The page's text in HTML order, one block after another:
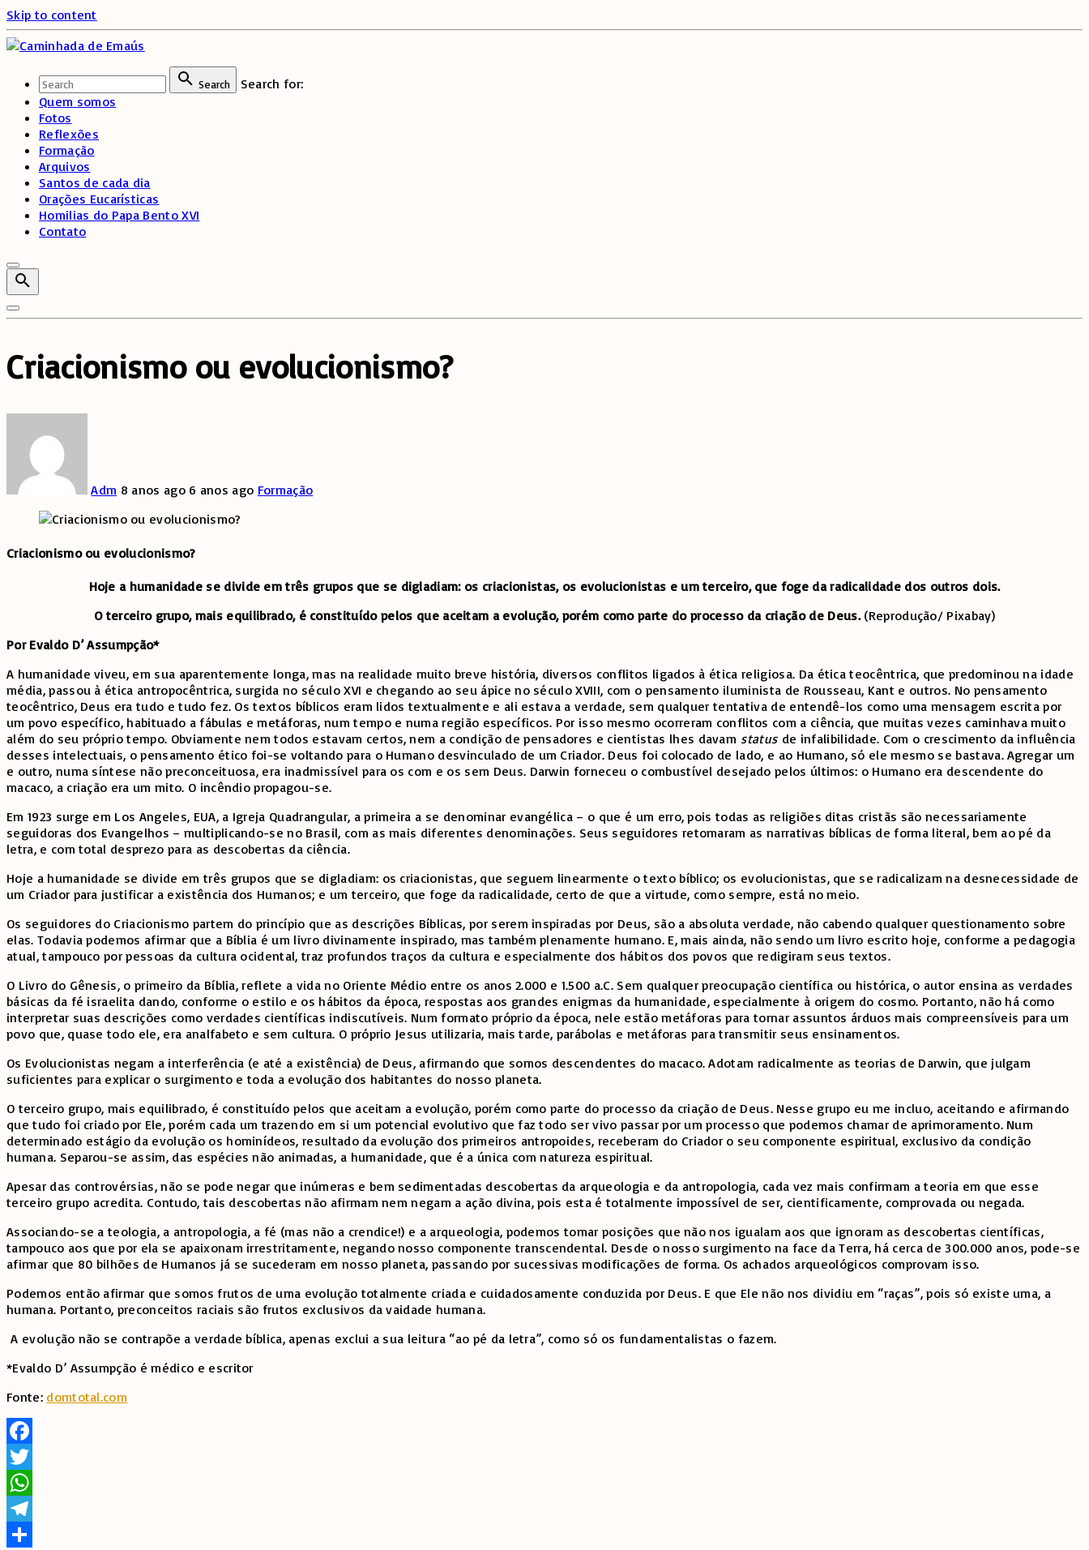
Skip to content
Search
Search for:
Quem somos
Fotos
Reflexões
Formação
Arquivos
Santos de cada dia
Orações Eucarísticas
Homilias do Papa Bento XVI
Contato
Criacionismo ou evolucionismo?
Adm 8 anos ago 6 anos ago Formação
Criacionismo ou evolucionismo?
Hoje a humanidade se divide em três grupos que se digladiam: os criacionistas, os evolucionistas e um terceiro, que foge da radicalidade dos outros dois.
O terceiro grupo, mais equilibrado, é constituído pelos que aceitam a evolução, porém como parte do processo da criação de Deus. (Reprodução/ Pixabay)
Por Evaldo D’ Assumpção*
A humanidade viveu, em sua aparentemente longa, mas na realidade muito breve história, diversos conflitos ligados à ética religiosa. Da ética teocêntrica, que predominou na idade
média, passou à ética antropocêntrica, surgida no século XVI e chegando ao seu ápice no século XVIII, com o pensamento iluminista de Rousseau, Kant e outros. No pensamento
teocêntrico, Deus era tudo e tudo fez. Os textos bíblicos eram lidos textualmente e ali estava a verdade, sem qualquer tentativa de entendê-los como uma mensagem escrita por
um povo específico, habituado a fábulas e metáforas, num tempo e numa região específicos. Por isso mesmo ocorreram conflitos com a ciência, que muitas vezes caminhava muito
além do seu próprio tempo. Obviamente nem todos estavam certos, nem a condição de pensadores e cientistas lhes davam statusde infalibilidade. Com o crescimento da influência
desses intelectuais, o pensamento ético foi-se voltando para o Humano desvinculado de um Criador. Deus foi colocado de lado, e ao Humano, só ele mesmo se bastava. Agregar um
e outro, numa síntese não preconceituosa, era inadmissível para os com e os sem Deus. Darwin forneceu o combustível desejado pelos últimos: o Humano era descendente do
macaco, a criação era um mito. O incêndio propagou-se.
Em 1923 surge em Los Angeles, EUA, a Igreja Quadrangular, a primeira a se denominar evangélica – o que é um erro, pois todas as religiões ditas cristãs são necessariamente
seguidoras dos Evangelhos – multiplicando-se no Brasil, com as mais diferentes denominações. Seus seguidores retomaram as narrativas bíblicas de forma literal, bem ao pé da
letra, e com total desprezo para as descobertas da ciência.
Hoje a humanidade se divide em três grupos que se digladiam: os criacionistas, que seguem linearmente o texto bíblico; os evolucionistas, que se radicalizam na desnecessidade de
um Criador para justificar a existência dos Humanos; e um terceiro, que foge da radicalidade, certo de que a virtude, como sempre, está no meio.
Os seguidores do Criacionismo partem do princípio que as descrições Bíblicas, por serem inspiradas por Deus, são a absoluta verdade, não cabendo qualquer questionamento sobre
elas. Todavia podemos afirmar que a Bíblia é um livro divinamente inspirado, mas também plenamente humano. E, mais ainda, não sendo um livro escrito hoje, conforme a pedagogia
atual, tampouco por pessoas da cultura ocidental, traz profundos traços da cultura e especialmente dos hábitos dos povos que redigiram seus textos.
O Livro do Gênesis, o primeiro da Bíblia, reflete a vida no Oriente Médio entre os anos 2.000 e 1.500 a.C. Sem qualquer preocupação científica ou histórica, o autor ensina as verdades
básicas da fé israelita dando, conforme o estilo e os hábitos da época, respostas aos grandes enigmas da humanidade, especialmente à origem do cosmo. Portanto, não há como
interpretar suas descrições como verdades científicas indiscutíveis. Num formato próprio da época, nele estão metáforas para tornar assuntos árduos mais compreensíveis para um
povo que, quase todo ele, era analfabeto e sem cultura. O próprio Jesus utilizaria, mais tarde, parábolas e metáforas para transmitir seus ensinamentos.
Os Evolucionistas negam a interferência (e até a existência) de Deus, afirmando que somos descendentes do macaco. Adotam radicalmente as teorias de Darwin, que julgam
suficientes para explicar o surgimento e toda a evolução dos habitantes do nosso planeta.
O terceiro grupo, mais equilibrado, é constituído pelos que aceitam a evolução, porém como parte do processo da criação de Deus. Nesse grupo eu me incluo, aceitando e afirmando
que tudo foi criado por Ele, porém cada um trazendo em si um potencial evolutivo que faz todo ser vivo passar por um processo que podemos chamar de aprimoramento. Num
determinado estágio da evolução os hominídeos, resultado da evolução dos primeiros antropoides, receberam do Criador o seu componente espiritual, exclusivo da condição
humana. Separou-se assim, das espécies não animadas, a humanidade, que é a única com natureza espiritual.
Apesar das controvérsias, não se pode negar que inúmeras e bem sedimentadas descobertas da arqueologia e da antropologia, cada vez mais confirmam a teoria em que esse
terceiro grupo acredita. Contudo, tais descobertas não afirmam nem negam a ação divina, pois esta é totalmente impossível de ser, cientificamente, comprovada ou negada.
Associando-se a teologia, a antropologia, a fé (mas não a crendice!) e a arqueologia, podemos tomar posições que não nos igualam aos que ignoram as descobertas científicas,
tampouco aos que por ela se apaixonam irrestritamente, negando nosso componente transcendental. Desde o nosso surgimento na face da Terra, há cerca de 300.000 anos, pode-se
afirmar que 80 bilhões de Humanos já se sucederam em nosso planeta, passando por sucessivas modificações de forma. Os achados arqueológicos comprovam isso.
Podemos então afirmar que somos frutos de uma evolução totalmente criada e cuidadosamente conduzida por Deus. E que Ele não nos dividiu em “raças”, pois só existe uma, a
humana. Portanto, preconceitos raciais são frutos exclusivos da vaidade humana.
A evolução não se contrapõe a verdade bíblica, apenas exclui a sua leitura “ao pé da letra”, como só os fundamentalistas o fazem.
*Evaldo D’ Assumpção é médico e escritor
Fonte: domtotal.com
Facebook
Twitter
WhatsApp
Telegram